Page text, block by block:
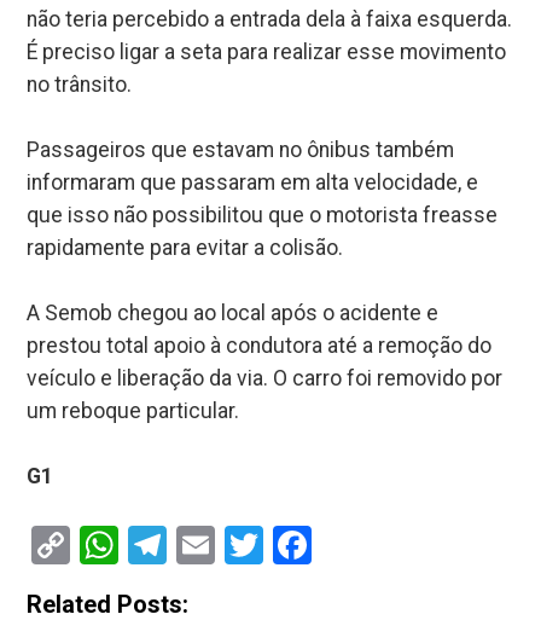
não teria percebido a entrada dela à faixa esquerda.
É preciso ligar a seta para realizar esse movimento
no trânsito.
Passageiros que estavam no ônibus também
informaram que passaram em alta velocidade, e
que isso não possibilitou que o motorista freasse
rapidamente para evitar a colisão.
A Semob chegou ao local após o acidente e
prestou total apoio à condutora até a remoção do
veículo e liberação da via. O carro foi removido por
um reboque particular.
G1
Copy
Link
WhatsApp
Telegram
EmailTwitter
Related Posts: